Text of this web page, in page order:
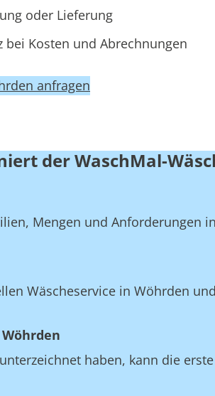
oder Lieferung
bei Kosten und Abrechnungen
anfragen
der WaschMal-
Mengen und
Wäscheservice in Wöhrden
haben, kann die